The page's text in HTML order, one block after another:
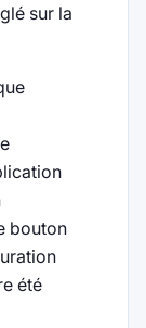
sur la
bouton
été